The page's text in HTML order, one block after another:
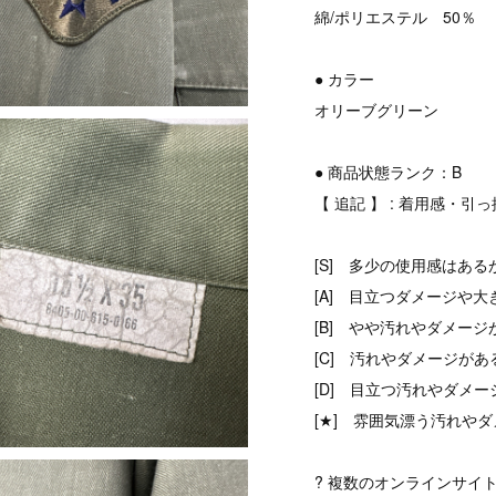
綿/ポリエステル 50％
● カラー
オリーブグリーン
● 商品状態ランク：B
【 追記 】 : 着用感・引
[S] 多少の使用感はある
[A] 目立つダメージや大
[B] やや汚れやダメージ
[C] 汚れやダメージがあ
[D] 目立つ汚れやダメー
[★] 雰囲気漂う汚れやダ
? 複数のオンラインサイ